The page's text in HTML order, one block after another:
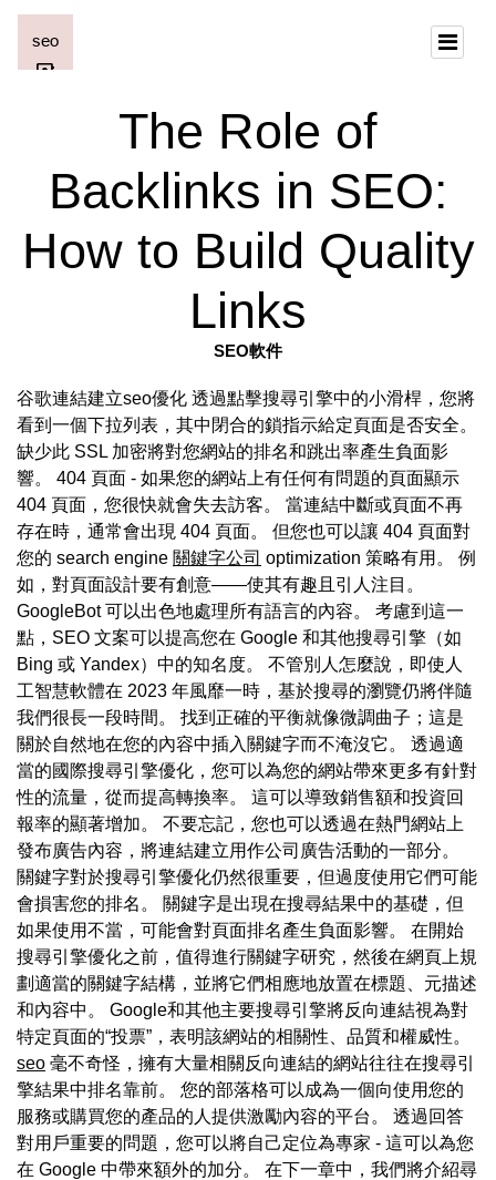
The Role of
Backlinks in SEO:
How to Build Quality
Links
SEO軟件
谷歌連結建立seo優化 透過點擊搜尋引擎中的小滑桿，您將
看到一個下拉列表，其中閉合的鎖指示給定頁面是否安全。
缺少此 SSL 加密將對您網站的排名和跳出率產生負面影
響。 404 頁面 - 如果您的網站上有任何有問題的頁面顯示
404 頁面，您很快就會失去訪客。 當連結中斷或頁面不再
存在時，通常會出現 404 頁面。 但您也可以讓 404 頁面對
您的 search engine 關鍵字公司 optimization 策略有用。 例
如，對頁面設計要有創意——使其有趣且引人注目。
GoogleBot 可以出色地處理所有語言的內容。 考慮到這一
點，SEO 文案可以提高您在 Google 和其他搜尋引擎（如
Bing 或 Yandex）中的知名度。 不管別人怎麼說，即使人
工智慧軟體在 2023 年風靡一時，基於搜尋的瀏覽仍將伴隨
我們很長一段時間。 找到正確的平衡就像微調曲子；這是
關於自然地在您的內容中插入關鍵字而不淹沒它。 透過適
當的國際搜尋引擎優化，您可以為您的網站帶來更多有針對
性的流量，從而提高轉換率。 這可以導致銷售額和投資回
報率的顯著增加。 不要忘記，您也可以透過在熱門網站上
發布廣告內容，將連結建立用作公司廣告活動的一部分。
關鍵字對於搜尋引擎優化仍然很重要，但過度使用它們可能
會損害您的排名。 關鍵字是出現在搜尋結果中的基礎，但
如果使用不當，可能會對頁面排名產生負面影響。 在開始
搜尋引擎優化之前，值得進行關鍵字研究，然後在網頁上規
劃適當的關鍵字結構，並將它們相應地放置在標題、元描述
和內容中。 Google和其他主要搜尋引擎將反向連結視為對
特定頁面的“投票”，表明該網站的相關性、品質和權威性。
seo 毫不奇怪，擁有大量相關反向連結的網站往往在搜尋引
擎結果中排名靠前。 您的部落格可以成為一個向使用您的
服務或購買您的產品的人提供激勵內容的平台。 透過回答
對用戶重要的問題，您可以將自己定位為專家 - 這可以為您
在 Google 中帶來額外的加分。 在下一章中，我們將介紹尋